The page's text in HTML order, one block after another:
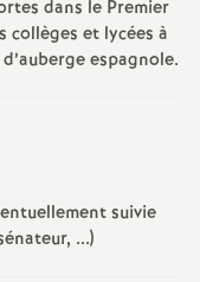
dans le Premier
collèges et lycées à
espagnole.
suivie
...)